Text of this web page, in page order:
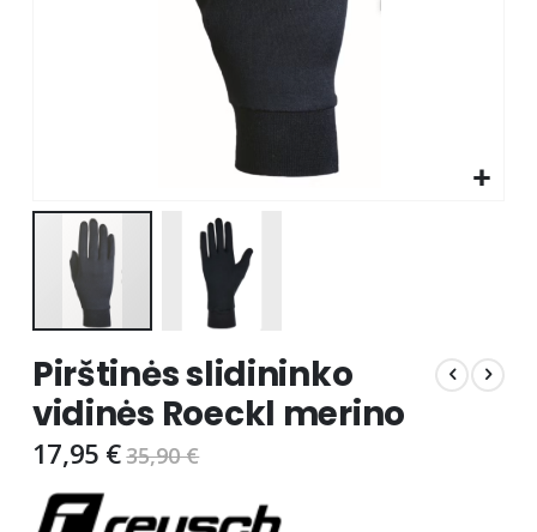
to
the
beginning
of
the
images
gallery
Pirštinės slidininko
vidinės Roeckl merino
17,95 €35,90 €